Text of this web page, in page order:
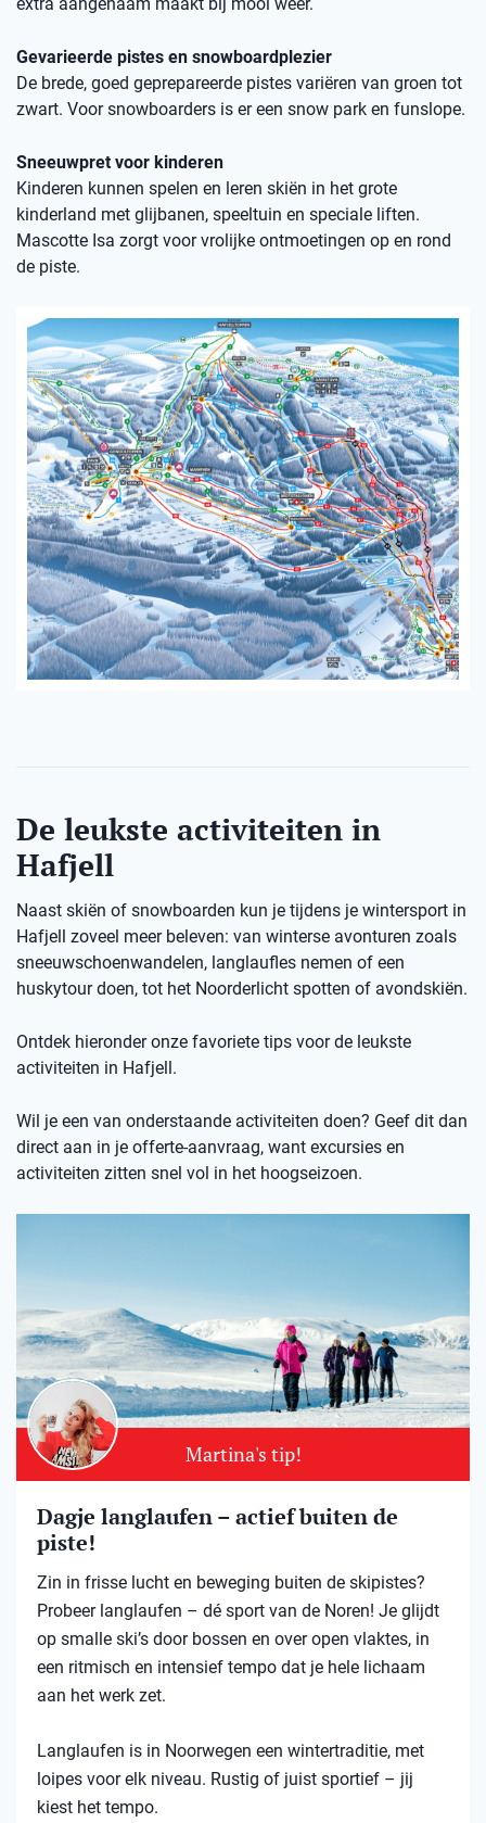
Gevarieerde pistes en snowboardplezier
De brede, goed geprepareerde pistes variëren van groen tot
zwart. Voor snowboarders is er een snow park en funslope.
Sneeuwpret voor kinderen
Kinderen kunnen spelen en leren skiën in het grote
kinderland met glijbanen, speeltuin en speciale liften.
Mascotte Isa zorgt voor vrolijke ontmoetingen op en rond
de piste.
De leukste activiteiten in
Hafjell
Naast skiën of snowboarden kun je tijdens je wintersport in
Hafjell zoveel meer beleven: van winterse avonturen zoals
sneeuwschoenwandelen, langlaufles nemen of een
huskytour doen, tot het Noorderlicht spotten of avondskiën.
Ontdek hieronder onze favoriete tips voor de leukste
activiteiten in Hafjell.
Wil je een van onderstaande activiteiten doen? Geef dit dan
direct aan in je offerte-aanvraag, want excursies en
activiteiten zitten snel vol in het hoogseizoen.
Martina's tip!
Dagje langlaufen – actief buiten de
piste!
Zin in frisse lucht en beweging buiten de skipistes?
Probeer langlaufen – dé sport van de Noren! Je glijdt
op smalle ski’s door bossen en over open vlaktes, in
een ritmisch en intensief tempo dat je hele lichaam
aan het werk zet.
Langlaufen is in Noorwegen een wintertraditie, met
loipes voor elk niveau. Rustig of juist sportief – jij
kiest het tempo.